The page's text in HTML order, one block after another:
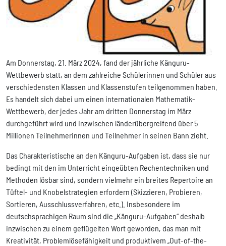
Am Donnerstag, 21. März 2024, fand der jährliche Känguru-
Wettbewerb statt, an dem zahlreiche Schülerinnen und Schüler aus
verschiedensten Klassen und Klassenstufen teilgenommen haben.
Es handelt sich dabei um einen internationalen Mathematik-
Wettbewerb, der jedes Jahr am dritten Donnerstag im März
durchgeführt wird und inzwischen länderübergreifend über 5
Millionen Teilnehmerinnen und Teilnehmer in seinen Bann zieht.
Das Charakteristische an den Känguru-Aufgaben ist, dass sie nur
bedingt mit den im Unterricht eingeübten Rechentechniken und
Methoden lösbar sind, sondern vielmehr ein breites Repertoire an
Tüftel- und Knobelstrategien erfordern (Skizzieren, Probieren,
Sortieren, Ausschlussverfahren, etc.). Insbesondere im
deutschsprachigen Raum sind die „Känguru-Aufgaben“ deshalb
inzwischen zu einem geflügelten Wort geworden, das man mit
Kreativität, Problemlösefähigkeit und produktivem „Out-of-the-